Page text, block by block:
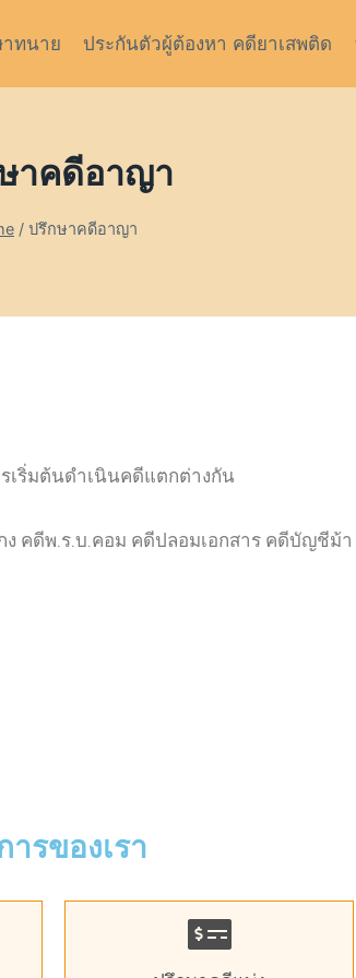
ทนาย ประกันตัวผู้ต้องหา คดียาเสพติด
าคดีอาญา
/ ปรึกษาคดีอาญา
เริ่มต้นดำเนินคดีแตกต่างกัน
คดีพ.ร.บ.คอม คดีปลอมเอกสาร คดีบัญชีม้
ารของเรา